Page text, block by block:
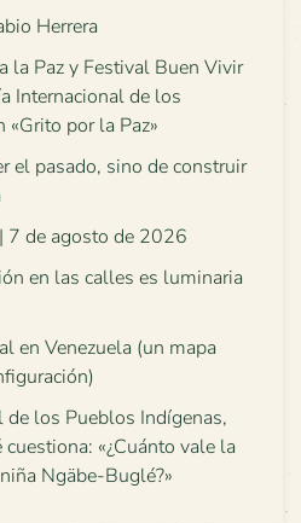
Herrera
la Paz y Festival Buen Vivir
Internacional de los
por la Paz»
el pasado, sino de construir
7 de agosto de 2026
en las calles es luminaria
en Venezuela (un mapa
de los Pueblos Indígenas,
«¿Cuánto vale la
Ngäbe-Buglé?»